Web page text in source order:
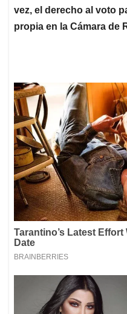
vez, el derecho al voto
propia en la Cámara de